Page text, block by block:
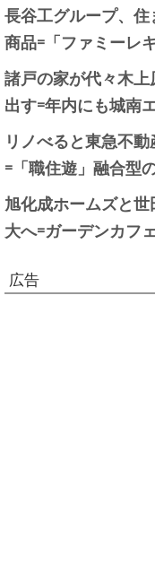
長谷工グループ、
商品=「ファミーレ
諸戸の家が代々木
出す=年内にも城南
リノべると東急不
=「職住遊」融合型
旭化成ホームズと
大へ=ガーデンカフ
広告